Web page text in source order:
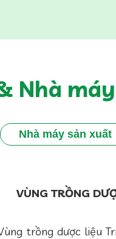
Nhà
Nhà máy sản xuất
VÙNG TRỒNG
trồng dược liệu